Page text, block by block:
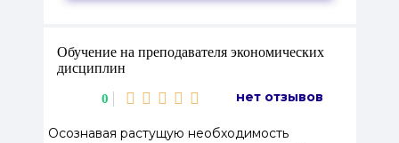
Обучение на преподавателя экономических
дисциплин
0 нет отзывов
Осознавая растущую необходимость